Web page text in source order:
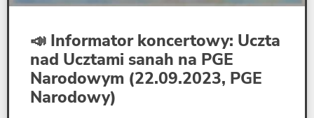
📣 Informator koncertowy: Uczta
nad Ucztami sanah na PGE
Narodowym (22.09.2023, PGE
Narodowy)